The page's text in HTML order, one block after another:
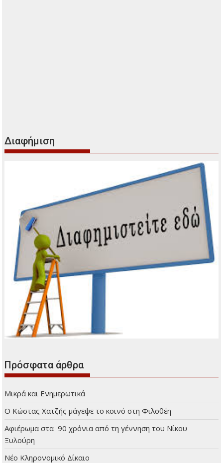
Διαφήμιση
Πρόσφατα άρθρα
Μικρά και Ενημερωτικά
Ο Κώστας Χατζής μάγεψε το κοινό στη Φιλοθέη
Αφιέρωμα στα 90 χρόνια από τη γέννηση του Νίκου
Ξυλούρη
Νέο Κληρονομικό Δίκαιο